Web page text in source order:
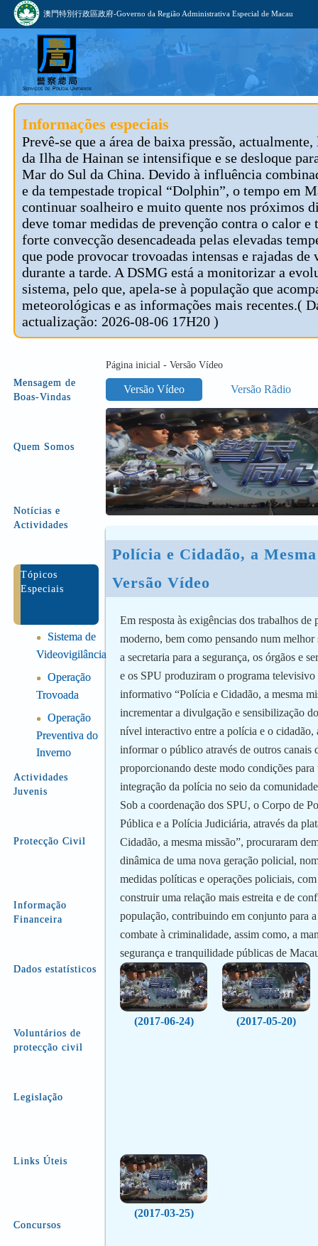
澳門特別行政區政府-Governo da Região Administrativa Especial de Macau
Informações especiais
Prevê-se que a área de baixa pressão,
da Ilha de Hainan se intensifique e se desloque
Mar do Sul da China. Devido à influência
e da tempestade tropical “Dolphin”, o tempo em
continuar soalheiro e muito quente nos próximos
deve tomar medidas de prevenção contra o calor e
forte convecção desencadeada pelas elevadas
que pode provocar trovoadas intensas e rajadas de
durante a tarde. A DSMG está a monitorizar a
sistema, pelo que, apela-se à população que
meteorológicas e as informações mais recentes.(
actualização: 2026-08-06 17H20 )
Mensagem de
Boas-Vindas
Quem Somos
Notícias e
Actividades
Tópicos
Especiais
●
Sistema de
Videovigilância
●
Operação
Trovoada
●
Operação
Preventiva do
Inverno
Actividades
Juvenis
Protecção Civil
Informação
Financeira
Dados estatísticos
Voluntários de
protecção civil
Legislação
Links Úteis
Concursos
Página inicial - Versão Vídeo
Versão Vídeo Versão Rãdio
Polícia e Cidadão, a
Versão Vídeo
Em resposta às exigências dos trabalhos de
moderno, bem como pensando num
a secretaria para a segurança, os órgãos e
e os SPU produziram o programa televisivo
informativo “Polícia e Cidadão, a mesma
incrementar a divulgação e sensibilização
nível interactivo entre a polícia e o cidadão,
informar o público através de outros canais
proporcionando deste modo condições para
integração da polícia no seio da
Sob a coordenação dos SPU, o Corpo de
Pública e a Polícia Judiciária, através da
Cidadão, a mesma missão”, procuraram
dinâmica de uma nova geração policial,
medidas políticas e operações policiais,
construir uma relação mais estreita e de
população, contribuindo em conjunto para
combate à criminalidade, assim como, a
segurança e tranquilidade públicas de
(2017-06-24) (2017-05-20)
(2017-03-25)